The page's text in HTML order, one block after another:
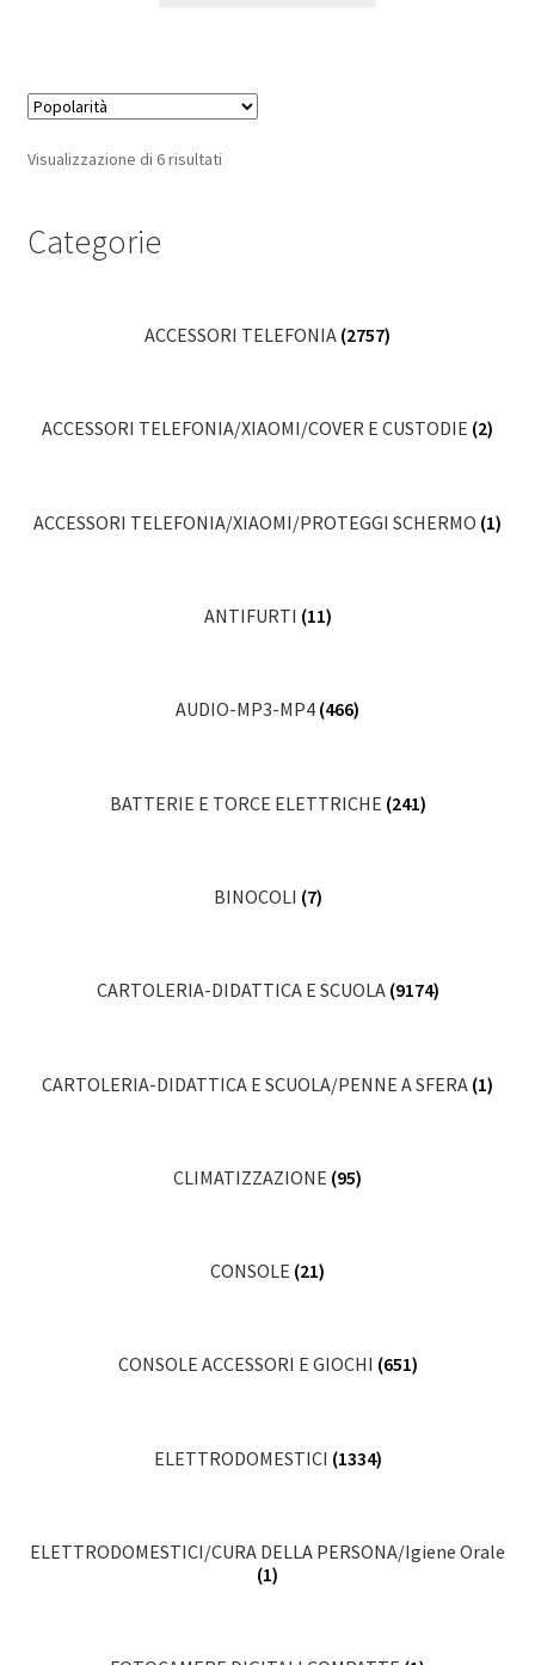
Visualizzazione di 6 risultatiPopolarità
Categorie
ACCESSORI TELEFONIA (2757)
ACCESSORI TELEFONIA/XIAOMI/COVER E CUSTODIE (2)
ACCESSORI TELEFONIA/XIAOMI/PROTEGGI SCHERMO (1)
ANTIFURTI (11)
AUDIO-MP3-MP4 (466)
BATTERIE E TORCE ELETTRICHE (241)
BINOCOLI (7)
CARTOLERIA-DIDATTICA E SCUOLA (9174)
CARTOLERIA-DIDATTICA E SCUOLA/PENNE A SFERA (1)
CLIMATIZZAZIONE (95)
CONSOLE (21)
CONSOLE ACCESSORI E GIOCHI (651)
ELETTRODOMESTICI (1334)
ELETTRODOMESTICI/CURA DELLA PERSONA/Igiene Orale
(1)